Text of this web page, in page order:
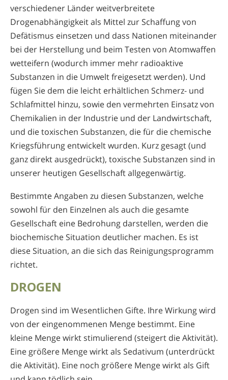
verschiedener Länder weitverbreitete
Drogenabhängigkeit als Mittel zur Schaffung von
Defätismus einsetzen und dass Nationen miteinander
bei der Herstellung und beim Testen von Atomwaffen
wetteifern (wodurch immer mehr radioaktive
Substanzen in die Umwelt freigesetzt werden). Und
fügen Sie dem die leicht erhältlichen Schmerz- und
Schlafmittel hinzu, sowie den vermehrten Einsatz von
Chemikalien in der Industrie und der Landwirtschaft,
und die toxischen Substanzen, die für die chemische
Kriegsführung entwickelt wurden. Kurz gesagt (und
ganz direkt ausgedrückt), toxische Substanzen sind in
unserer heutigen Gesellschaft allgegenwärtig.
Bestimmte Angaben zu diesen Substanzen, welche
sowohl für den Einzelnen als auch die gesamte
Gesellschaft eine Bedrohung darstellen, werden die
biochemische Situation deutlicher machen. Es ist
diese Situation, an die sich das Reinigungsprogramm
richtet.
DROGEN
Drogen sind im Wesentlichen Gifte. Ihre Wirkung wird
von der eingenommenen Menge bestimmt. Eine
kleine Menge wirkt stimulierend (steigert die Aktivität).
Eine größere Menge wirkt als Sedativum (unterdrückt
die Aktivität). Eine noch größere Menge wirkt als Gift